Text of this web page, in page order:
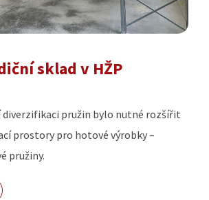
sklad v HŽP
diverzifikaci pružin bylo nutné rozšířit
prostory pro hotové výrobky –
pružiny.